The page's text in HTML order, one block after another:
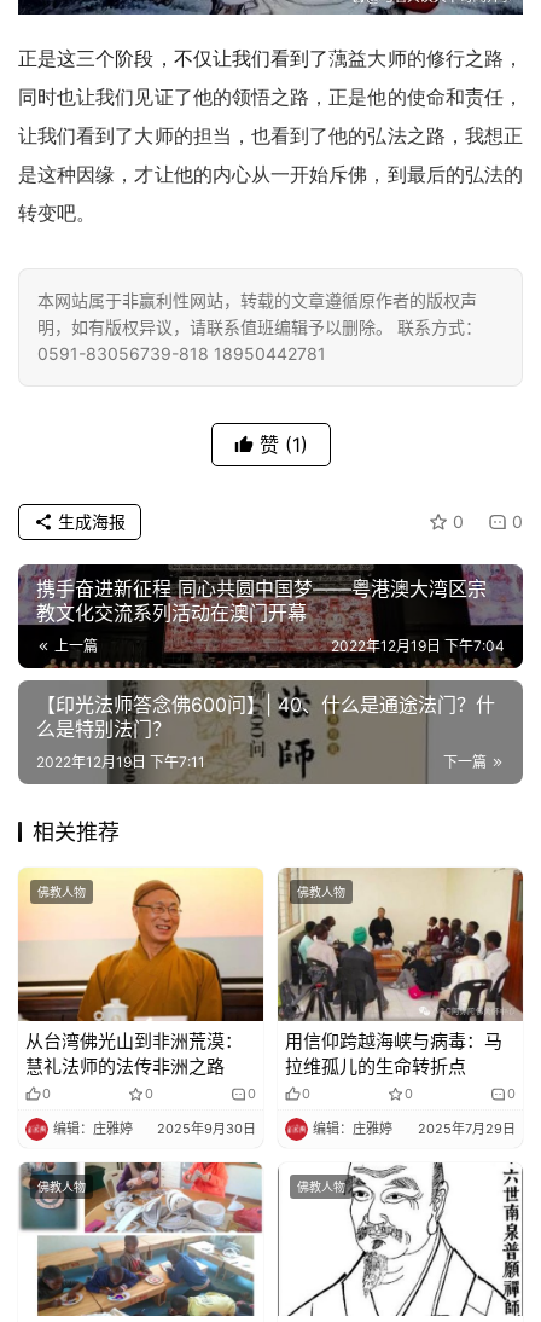
正是这三个阶段，不仅让我们看到了蕅益大师的修行之路，
同时也让我们见证了他的领悟之路，正是他的使命和责任，
让我们看到了大师的担当，也看到了他的弘法之路，我想正
是这种因缘，才让他的内心从一开始斥佛，到最后的弘法的
转变吧。
本网站属于非赢利性网站，转载的文章遵循原作者的版权声
明，如有版权异议，请联系值班编辑予以删除。 联系方式：
0591-83056739-818 18950442781
赞 (1)
0 0
生成海报
携手奋进新征程 同心共圆中国梦——粤港澳大湾区宗
教文化交流系列活动在澳门开幕
上一篇 2022年12月19日 下午7:04
【印光法师答念佛600问】| 40、什么是通途法门？什
么是特别法门？
下一篇
2022年12月19日 下午7:11
相关推荐
佛教人物
从台湾佛光山到非洲荒漠：
慧礼法师的法传非洲之路​​
0 0 0
编辑：庄雅婷 2025年9月30日
佛教人物
用信仰跨越海峡与病毒：马
拉维孤儿的生命转折点
0 0 0
编辑：庄雅婷 2025年7月29日
佛教人物 佛教人物